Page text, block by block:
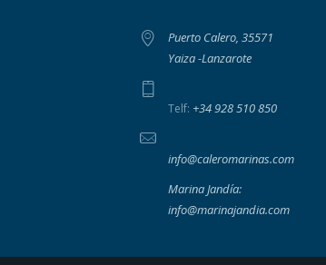
Puerto Calero, 35571
Yaiza -Lanzarote
Telf: +34 928 510 850
info@caleromarinas.com
Marina Jandía:
info@marinajandia.com